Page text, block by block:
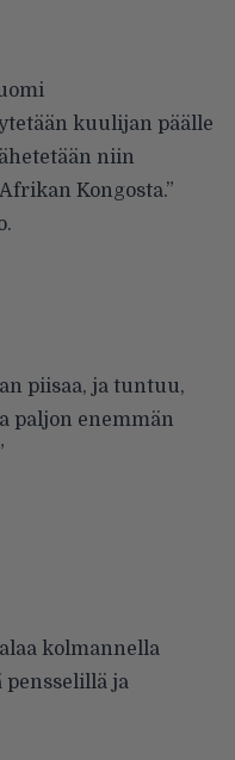
kuulijan päälle
niin
Kongosta.”
.
piisaa, ja tuntuu,
paljon enemmän
kolmannella
pensselillä ja